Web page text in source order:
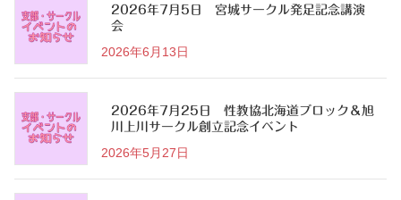
2026年7月5日 宮城サークル発足記念講演
会
2026年6月13日
2026年7月25日 性教協北海道ブロック＆旭
川上川サークル創立記念イベント
2026年5月27日